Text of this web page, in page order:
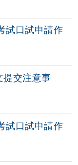
試口試申請作
提交注意事
試口試申請作